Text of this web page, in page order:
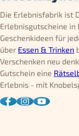
Die Erlebnisfabrik ist
Erlebnisgutscheine in
Geschenkideen für
über Essen & Trinken
Verschenken neu
Gutschein eine
Erlebnis - mit